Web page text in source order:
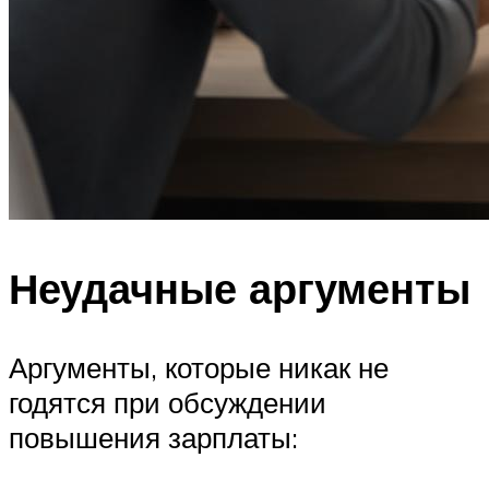
Неудачные аргументы
Аргументы, которые никак не
годятся при обсуждении
повышения зарплаты: